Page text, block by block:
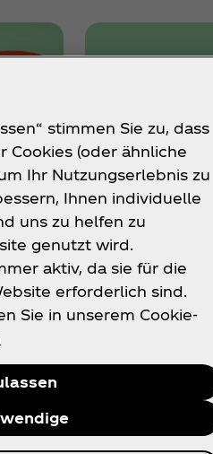
Recycelte
können ein
indem sie
stimmen Sie zu, dass
Cookies (oder ähnliche
Ihr Nutzungserlebnis zu
Ihnen individuelle
uns zu helfen zu
genutzt wird.
aktiv, da sie für die
erforderlich sind.
Sie in unserem Cookie-